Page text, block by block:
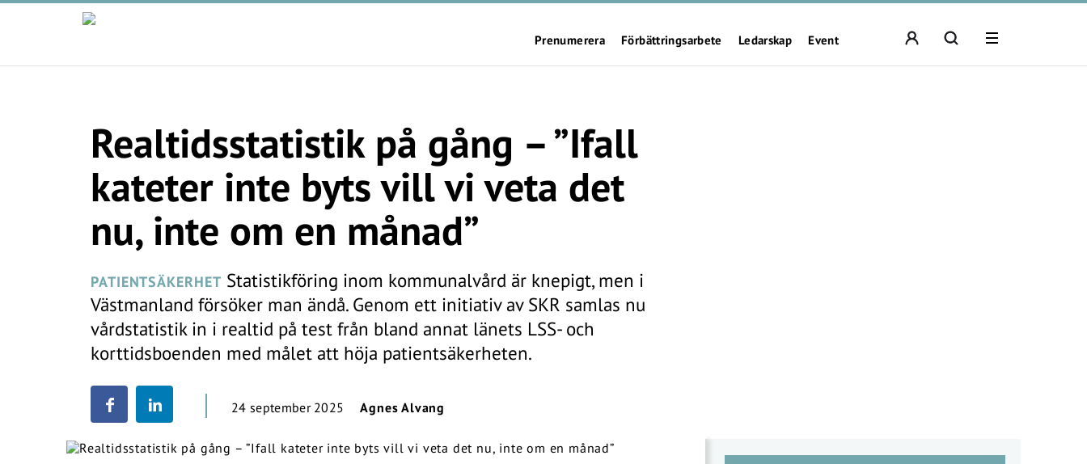
Prenumerera Förbättringsarbete Ledarskap Event
Realtidsstatistik på gång – ”Ifall
kateter inte byts vill vi veta det
nu, inte om en månad”
PATIENTSÄKERHET Statistikföring inom kommunalvård är knepigt, men i
Västmanland försöker man ändå. Genom ett initiativ av SKR samlas nu
vårdstatistik in i realtid på test från bland annat länets LSS- och
korttidsboenden med målet att höja patientsäkerheten.
24 september 2025 Agnes Alvang